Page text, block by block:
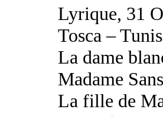
Lyrique, 31
Tosca –
La dame
Madame
La fille de